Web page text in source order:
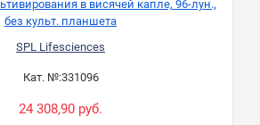
в висячей капле, 96-лун.,
без культ. планшета
SPL Lifesciences
Кат. №:331096
24 308,90 руб.